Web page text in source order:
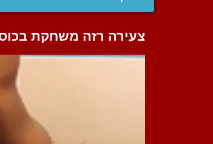
צעירה רזה משחקת